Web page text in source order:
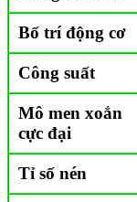
Bố trí động cơ
Công suất
Mô men xoắn
cực đại
Tỉ số nén